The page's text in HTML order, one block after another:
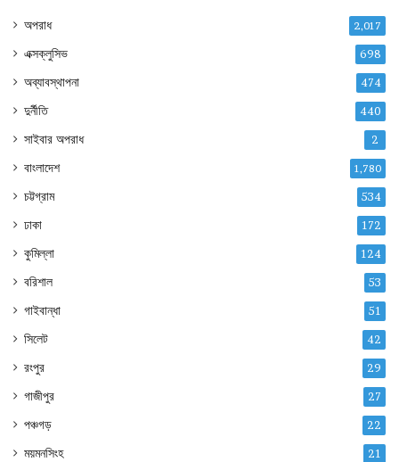
অপরাধ 2,017
এক্সক্লুসিভ 698
অব্যাবস্থাপনা 474
দুর্নীতি 440
সাইবার অপরাধ 2
বাংলাদেশ 1,780
চট্টগ্রাম 534
ঢাকা 172
কুমিল্লা 124
বরিশাল 53
গাইবান্ধা 51
সিলেট 42
রংপুর 29
গাজীপুর 27
পঞ্চগড় 22
ময়মনসিংহ 21